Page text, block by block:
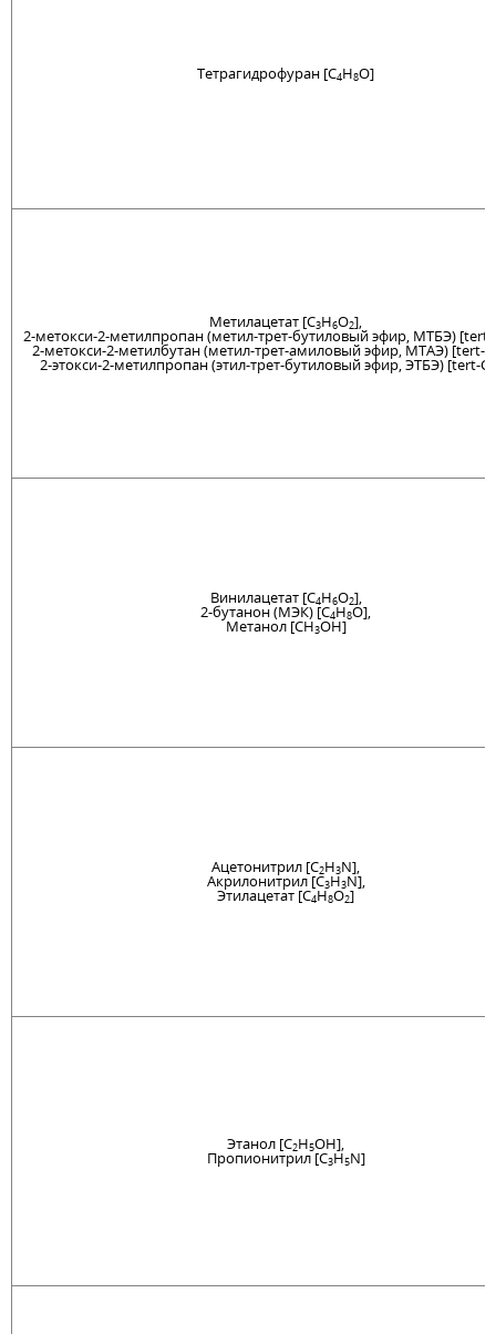
Тетрагидрофуран [C4H8O]
Метилацетат [C3H6O2],
2-метокси-2-метилпропан (метил-трет-бутиловый эфир, МТБЭ) [tert-
2-метокси-2-метилбутан (метил-трет-амиловый эфир, МТАЭ) [tert-C
2-этокси-2-метилпропан (этил-трет-бутиловый эфир, ЭТБЭ) [tert-C
Винилацетат [C4H6O2],
2-бутанон (МЭК) [C4H8O],
Метанол [CH3OH]
Ацетонитрил [C2H3N],
Акрилонитрил [C3H3N],
Этилацетат [C4H8O2]
Этанол [C2H5OH],
Пропионитрил [C3H5N]